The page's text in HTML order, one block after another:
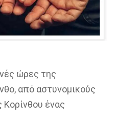
ώρες της
από αστυνομικούς
ένας